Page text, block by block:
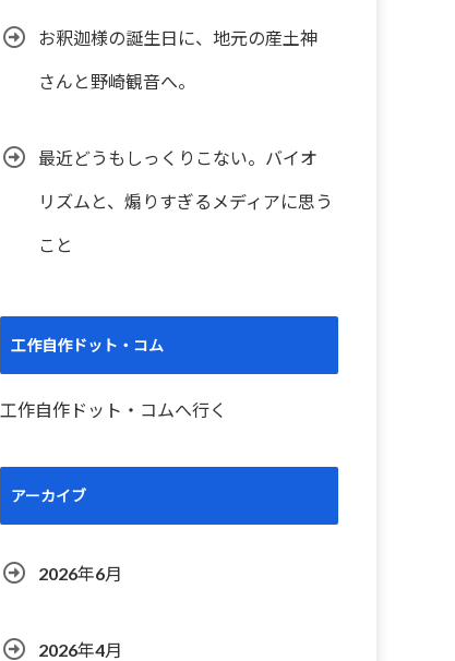
お釈迦様の誕生日に、地元の産土神
さんと野崎観音へ。
最近どうもしっくりこない。バイオ
リズムと、煽りすぎるメディアに思う
こと
工作自作ドット・コム
工作自作ドット・コムへ行く
アーカイブ
2026年6月
2026年4月